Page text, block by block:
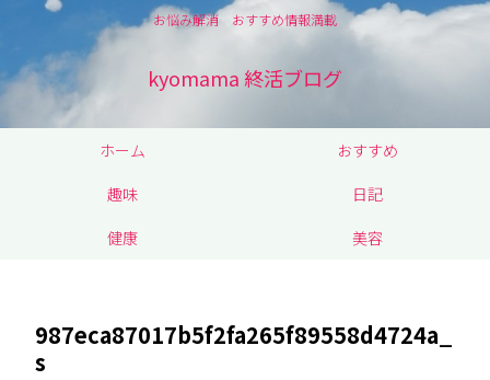
お悩み解消 おすすめ情報満載
kyomama 終活ブログ
ホーム
おすすめ
趣味
日記
健康
美容
987eca87017b5f2fa265f89558d4724a_
s